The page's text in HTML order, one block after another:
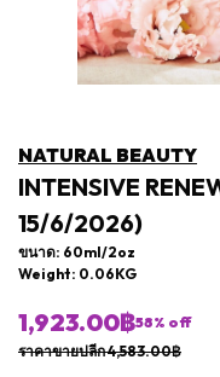
NATURAL BEAUTY
INTENSIVE
15/6/2026)
ขนาด: 60ml/2oz
Weight: 0.06KG
1,923.00฿58% off
ราคาขายปลีก 4,583.00฿